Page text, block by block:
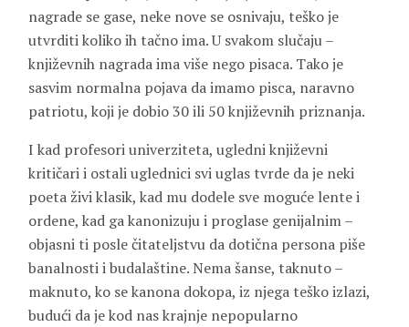
nagrade se gase, neke nove se osnivaju, teško je
utvrditi koliko ih tačno ima. U svakom slučaju –
književnih nagrada ima više nego pisaca. Tako je
sasvim normalna pojava da imamo pisca, naravno
patriotu, koji je dobio 30 ili 50 književnih priznanja.
I kad profesori univerziteta, ugledni književni
kritičari i ostali uglednici svi uglas tvrde da je neki
poeta živi klasik, kad mu dodele sve moguće lente i
ordene, kad ga kanonizuju i proglase genijalnim –
objasni ti posle čitateljstvu da dotična persona piše
banalnosti i budalaštine. Nema šanse, taknuto –
maknuto, ko se kanona dokopa, iz njega teško izlazi,
budući da je kod nas krajnje nepopularno